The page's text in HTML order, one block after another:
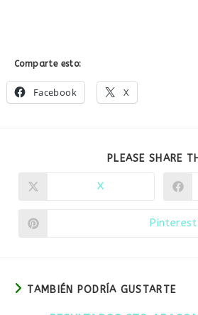
Comparte esto:
Facebook X
PLEASE SHARE
SeX
Se
Pinterest
TAMBIÉN PODRÍA GUSTARTE